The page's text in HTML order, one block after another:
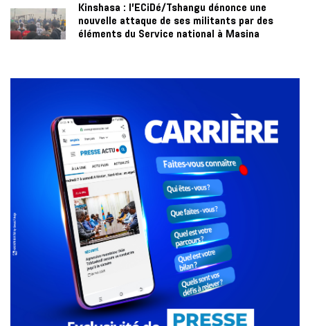
Kinshasa : l’ECiDé/Tshangu dénonce une
nouvelle attaque de ses militants par des
éléments du Service national à Masina